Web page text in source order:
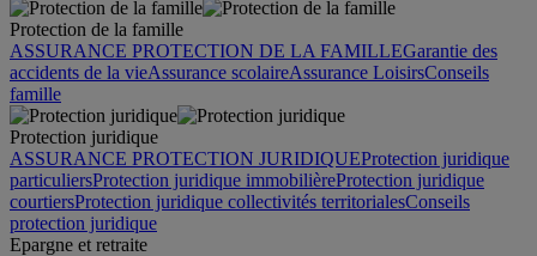
Protection de la famille
ASSURANCE PROTECTION DE LA FAMILLEGarantie des
accidents de la vieAssurance scolaireAssurance LoisirsConseils
famille
Protection juridique
ASSURANCE PROTECTION JURIDIQUEProtection juridique
particuliersProtection juridique immobilièreProtection juridique
courtiersProtection juridique collectivités territorialesConseils
protection juridique
Epargne et retraite